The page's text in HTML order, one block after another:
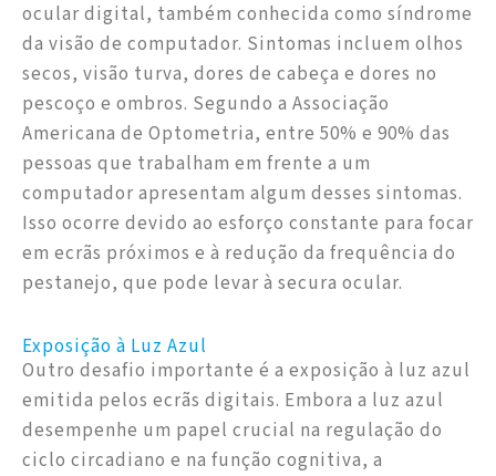
ocular digital, também conhecida como síndrome
da visão de computador. Sintomas incluem olhos
secos, visão turva, dores de cabeça e dores no
pescoço e ombros. Segundo a Associação
Americana de Optometria, entre 50% e 90% das
pessoas que trabalham em frente a um
computador apresentam algum desses sintomas.
Isso ocorre devido ao esforço constante para focar
em ecrãs próximos e à redução da frequência do
pestanejo, que pode levar à secura ocular.
Exposição à Luz Azul
Outro desafio importante é a exposição à luz azul
emitida pelos ecrãs digitais. Embora a luz azul
desempenhe um papel crucial na regulação do
ciclo circadiano e na função cognitiva, a